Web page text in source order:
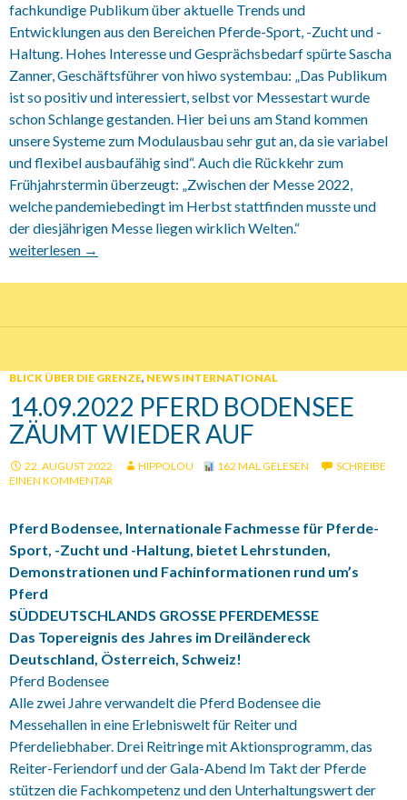
fachkundige Publikum über aktuelle Trends und
Entwicklungen aus den Bereichen Pferde-Sport, -Zucht und -
Haltung. Hohes Interesse und Gesprächsbedarf spürte Sascha
Zanner, Geschäftsführer von hiwo systembau: „Das Publikum
ist so positiv und interessiert, selbst vor Messestart wurde
schon Schlange gestanden. Hier bei uns am Stand kommen
unsere Systeme zum Modulausbau sehr gut an, da sie variabel
und flexibel ausbaufähig sind“. Auch die Rückkehr zum
Frühjahrstermin überzeugt: „Zwischen der Messe 2022,
welche pandemiebedingt im Herbst stattfinden musste und
der diesjährigen Messe liegen wirklich Welten.“
18.02.2024 Pferd Bodensee
weiterlesen →
BLICK ÜBER DIE GRENZE, NEWS INTERNATIONAL
14.09.2022 PFERD BODENSEE
ZÄUMT WIEDER AUF
22. AUGUST 2022 HIPPOLOU 162 MAL GELESEN
SCHREIBE
EINEN KOMMENTAR
Pferd Bodensee, Internationale Fachmesse für Pferde-
Sport, -Zucht und -Haltung, bietet Lehrstunden,
Demonstrationen und Fachinformationen rund um’s
Pferd
SÜDDEUTSCHLANDS GROSSE PFERDEMESSE
Das Topereignis des Jahres im Dreiländereck
Deutschland, Österreich, Schweiz!
Pferd Bodensee
Alle zwei Jahre verwandelt die Pferd Bodensee die
Messehallen in eine Erlebniswelt für Reiter und
Pferdeliebhaber. Drei Reitringe mit Aktionsprogramm, das
Reiter-Feriendorf und der Gala-Abend Im Takt der Pferde
stützen die Fachkompetenz und den Unterhaltungswert der